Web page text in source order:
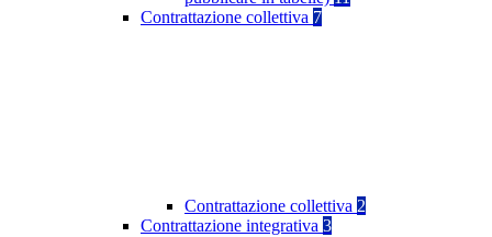
Contrattazione collettiva 7
Contrattazione collettiva 2
Contrattazione integrativa 3